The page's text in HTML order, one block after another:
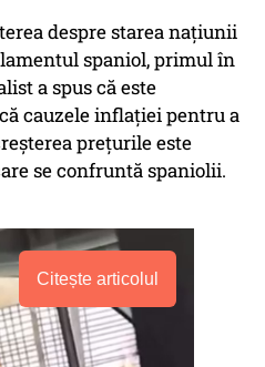
despre starea națiunii
spaniol, primul în
a spus că este
cauzele inflației pentru a
prețurile este
se confruntă spaniolii.
Citește articolul